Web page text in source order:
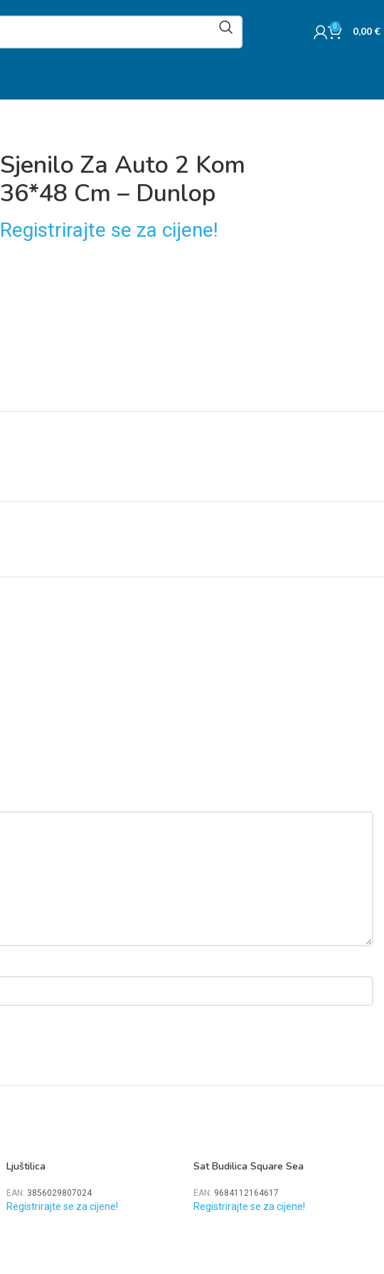
0 0,00€
Sjenilo Za Auto 2 Kom
36*48 Cm – Dunlop
Registrirajte se za cijene!
Ljuštilica
EAN: 3856029807024
Registrirajte se za cijene!
Sat Budilica Square Sea
EAN: 9684112164617
Registrirajte se za cijene!